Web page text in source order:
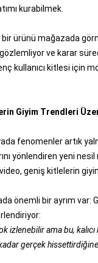
kurabilmek.
bir ürünü mağazada
ve karar
kullanıcı kitlesi için
Giyim Trendleri
fenomenler artık
yönlendiren yeni
video, geniş kitlelerin
önemli bir ayrım var:
izlenebilir ama bu,
gerçek hissettirdiğine